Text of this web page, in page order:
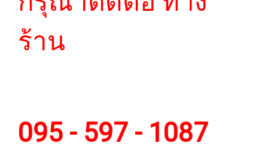
ร้าน
095 - 597 - 1087